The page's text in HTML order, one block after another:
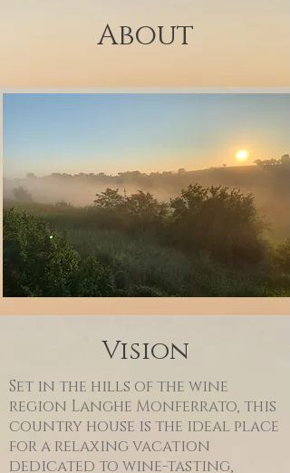
About
Vision
Set in the hills of the wine
region Langhe Monferrato, this
country house is the ideal place
for a relaxing vacation
dedicated to wine-tasting,